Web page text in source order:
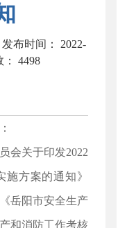
发布时间： 2022-
4498
会关于印发2022
方案的通知》
岳阳市安全生产
和消防工作考核